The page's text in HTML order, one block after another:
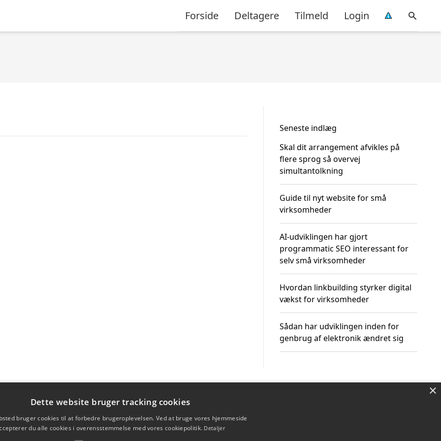
Forside Deltagere Tilmeld Login
Seneste indlæg
Skal dit arrangement afvikles på
flere sprog så overvej
simultantolkning
Guide til nyt website for små
virksomheder
AI-udviklingen har gjort
programmatic SEO interessant for
selv små virksomheder
Hvordan linkbuilding styrker digital
vækst for virksomheder
Sådan har udviklingen inden for
genbrug af elektronik ændret sig
×
Dette website bruger tracking cookies
bruger cookies til at forbedre brugeroplevelsen. Ved at bruge vores hjemmeside
du alle cookies i overensstemmelse med vores cookiepolitik. Detaljer